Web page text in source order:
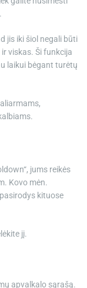
jis iki šiol negali būti
viskas. Ši funkcija
laikui bėgant turėtų
jums reikės
Kovo mėn.
kituose
jį.
apvalkalo sąrašą.